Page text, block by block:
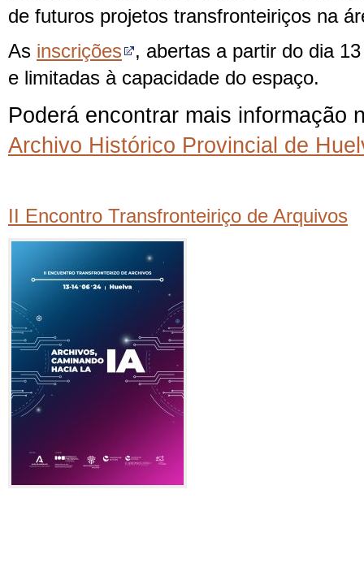
de futuros projetos transfronteiriços na
As inscrições
, abertas a partir do dia
e limitadas à capacidade do espaço.
Poderá encontrar mais informação
Archivo Histórico Provincial de
II Encontro Transfronteiriço de Arquivos